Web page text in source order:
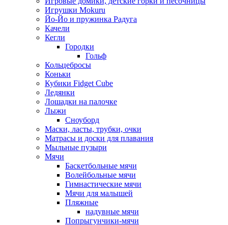
Игрушки Mokuru
Йо-Йо и пружинка Радуга
Качели
Кегли
Городки
Гольф
Кольцебросы
Коньки
Кубики Fidget Cube
Ледянки
Лошадки на палочке
Лыжи
Сноуборд
Маски, ласты, трубки, очки
Матрасы и доски для плавания
Мыльные пузыри
Мячи
Баскетбольные мячи
Волейбольные мячи
Гимнастические мячи
Мячи для малышей
Пляжные
надувные мячи
Попрыгунчики-мячи